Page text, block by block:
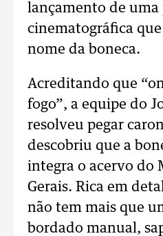
lançamento de uma
cinematográfica
nome da boneca.
Acreditando que
fogo”, a equipe do
resolveu pegar
descobriu que a
integra o acervo do
Gerais. Rica em
não tem mais que
bordado manual,